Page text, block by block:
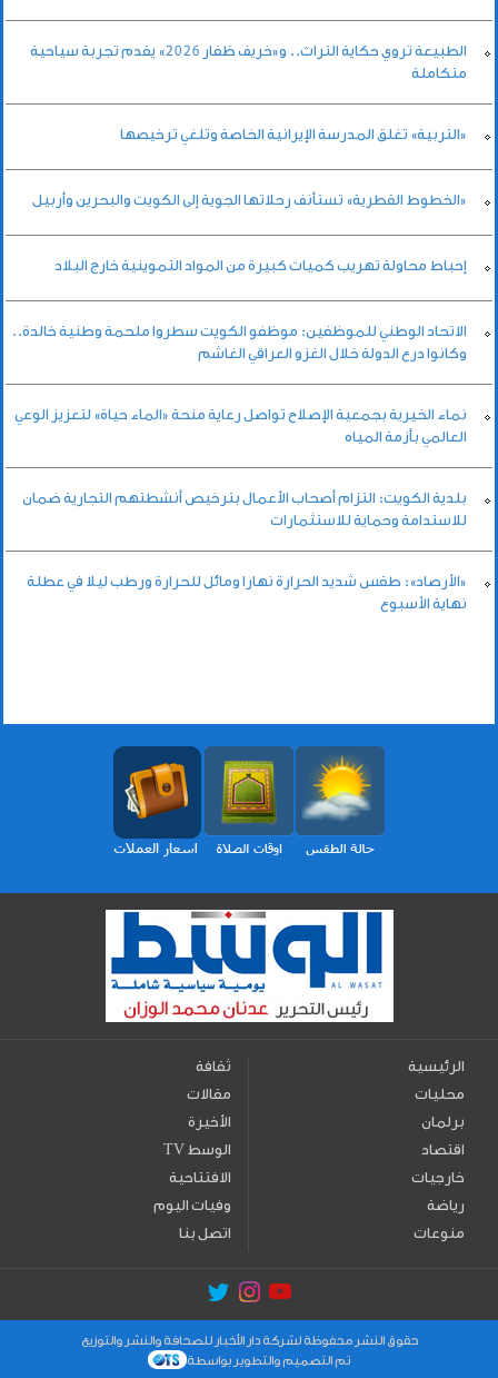
الطبيعة تروي حكاية التراث.. و«خريف ظفار 2026» يقدم تجربة سياحية
متكاملة
«التربية» تغلق المدرسة الإيرانية الخاصة وتلغي ترخيصها
«الخطوط القطرية» تستأنف رحلاتها الجوية إلى الكويت والبحرين وأربيل
إحباط محاولة تهريب كميات كبيرة من المواد التموينية خارج البلاد
الاتحاد الوطني للموظفين: موظفو الكويت سطروا ملحمة وطنية خالدة..
وكانوا درع الدولة خلال الغزو العراقي الغاشم
نماء الخيرية بجمعية الإصلاح تواصل رعاية منحة «الماء حياة» لتعزيز الوعي
العالمي بأزمة المياه
بلدية الكويت: التزام أصحاب الأعمال بترخيص أنشطتهم التجارية ضمان
للاستدامة وحماية للاستثمارات
«الأرصاد»: طقس شديد الحرارة نهارا ومائل للحرارة ورطب ليلا في عطلة
نهاية الأسبوع
الرئيسية
محليات
برلمان
اقتصاد
خارجيات
رياضة
منوعات
ثقافة
مقالات
الأخيرة
TV الوسط
الافتتاحية
وفيات اليوم
اتصل بنا
حقوق النشر محفوظة لشركة دار الأخبار للصحافة والنشر والتوزيع
تم التصميم والتطوير بواسطة